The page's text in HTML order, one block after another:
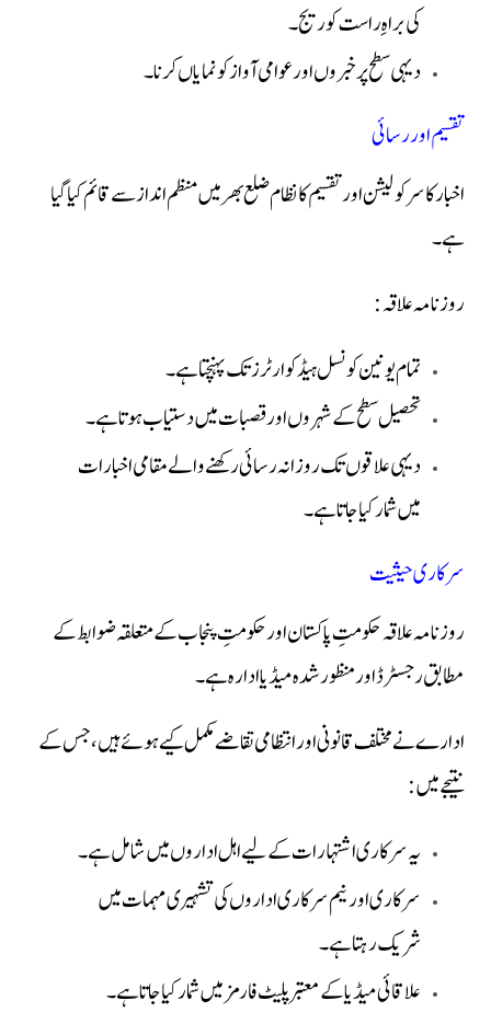
کی براہِ راست کوریج۔
دیہی سطح پر خبروں اور عوامی آواز کو نمایاں کرنا۔
تقسیم اور رسائی
اخبار کا سرکولیشن اور تقسیم کا نظام ضلع بھر میں منظم انداز سے قائم کیا گیا
ہے۔
روزنامہ علاقہ:
تمام یونین کونسل ہیڈکوارٹرز تک پہنچتا ہے۔
تحصیل سطح کے شہروں اور قصبات میں دستیاب ہوتا ہے۔
دیہی علاقوں تک روزانہ رسائی رکھنے والے مقامی اخبارات
میں شمار کیا جاتا ہے۔
سرکاری حیثیت
روزنامہ علاقہ حکومتِ پاکستان اور حکومتِ پنجاب کے متعلقہ ضوابط کے
مطابق رجسٹرڈ اور منظور شدہ میڈیا ادارہ ہے۔
ادارے نے مختلف قانونی اور انتظامی تقاضے مکمل کیے ہوئے ہیں، جس کے
نتیجے میں:
یہ سرکاری اشتہارات کے لیے اہل اداروں میں شامل ہے۔
سرکاری اور نیم سرکاری اداروں کی تشہیری مہمات میں
شریک رہتا ہے۔
علاقائی میڈیا کے معتبر پلیٹ فارمز میں شمار کیا جاتا ہے۔